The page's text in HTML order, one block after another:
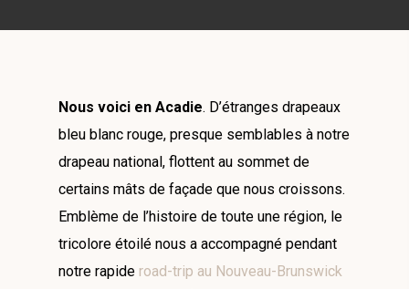
Nous voici en Acadie. D’étranges drapeaux
bleu blanc rouge, presque semblables à notre
drapeau national, flottent au sommet de
certains mâts de façade que nous croissons.
Emblème de l’histoire de toute une région, le
tricolore étoilé nous a accompagné pendant
notre rapide road-trip au Nouveau-Brunswick